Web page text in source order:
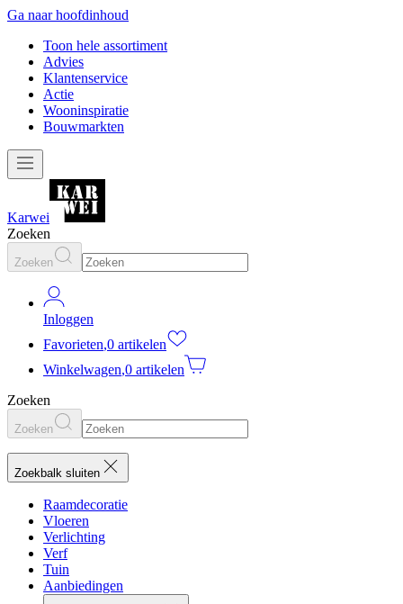
Ga naar hoofdinhoud
Toon hele assortiment
Advies
Klantenservice
Actie
Wooninspiratie
Bouwmarkten
Karwei
Zoeken
Zoeken
Inloggen
Favorieten,0 artikelen
Winkelwagen,0 artikelen
Zoeken
Zoeken
Zoekbalk sluiten
Raamdecoratie
Vloeren
Verlichting
Verf
Tuin
Aanbiedingen